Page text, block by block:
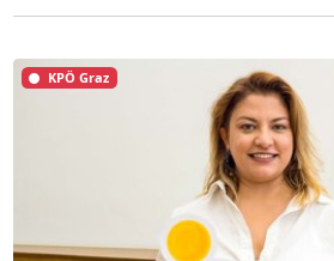
KPÖ Graz